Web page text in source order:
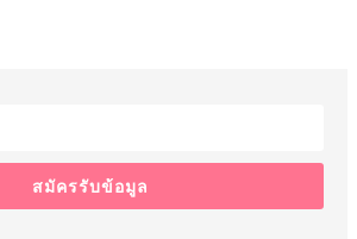
สมัครรับข้อมูล